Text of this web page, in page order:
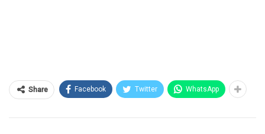
Share Facebook Twitter WhatsApp